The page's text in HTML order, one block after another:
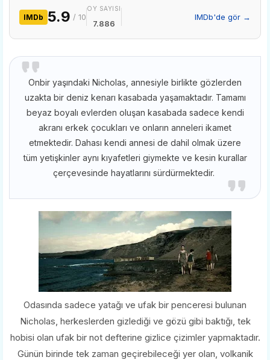
IMDb 5.9 / 10
OY SAYISI
7.886
IMDb'de gör →
Onbir yaşındaki Nicholas, annesiyle birlikte gözlerden
uzakta bir deniz kenarı kasabada yaşamaktadır. Tamamı
beyaz boyalı evlerden oluşan kasabada sadece kendi
akranı erkek çocukları ve onların anneleri ikamet
etmektedir. Dahası kendi annesi de dahil olmak üzere
tüm yetişkinler aynı kıyafetleri giymekte ve kesin kurallar
çerçevesinde hayatlarını sürdürmektedir.
Odasında sadece yatağı ve ufak bir penceresi bulunan
Nicholas, herkeslerden gizlediği ve gözü gibi baktığı, tek
hobisi olan ufak bir not defterine gizlice çizimler yapmaktadır.
Günün birinde tek zaman geçirebileceği yer olan, volkanik